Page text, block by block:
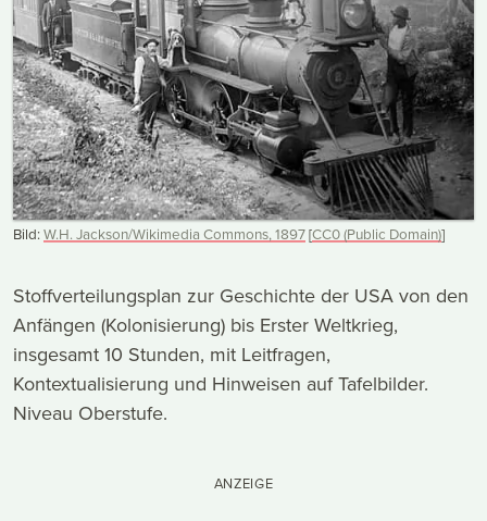
Bild:W.H. Jackson/Wikimedia Commons, 1897[CC0 (Public Domain)]
Stoffverteilungsplan zur Geschichte der USA von den
Anfängen (Kolonisierung) bis Erster Weltkrieg,
insgesamt 10 Stunden, mit Leitfragen,
Kontextualisierung und Hinweisen auf Tafelbilder.
Niveau Oberstufe.
ANZEIGE